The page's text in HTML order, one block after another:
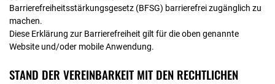
Barrierefreiheitsstärkungsgesetz (BFSG) barrierefrei zugänglich zu
machen.
Diese Erklärung zur Barrierefreiheit gilt für die oben genannte
Website und/oder mobile Anwendung.
STAND DER VEREINBARKEIT MIT DEN RECHTLICHEN